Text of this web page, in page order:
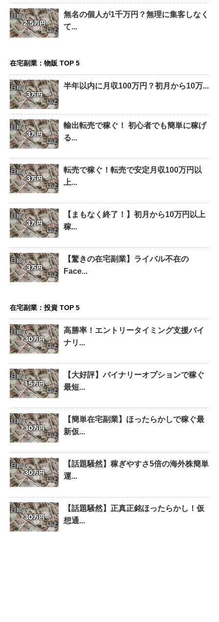
無名の個人が1千万円？無理に集客しなく
て...
在宅副業：物販 TOP 5
半年以内に月収100万円？初月から10万...
輸出転売で稼ぐ！ 初心者でも簡単に稼げ
る...
転売で稼ぐ！転売で安定月収100万円以
上...
【まもなく終了！】初月から10万円以上
稼...
【驚きの在宅副業】ライバル不在の
Face...
在宅副業：投資 TOP 5
高勝率！エントリータイミング支援バイ
ナリ...
【大好評】バイナリーオプションで稼ぐ
最短...
【簡単在宅副業】ほったらかしで稼ぐ最
新仮...
【話題騒然】稼ぎやすさ5倍の海外株簡単
運...
【話題騒然】正真正銘ほったらかし！仮
想通...